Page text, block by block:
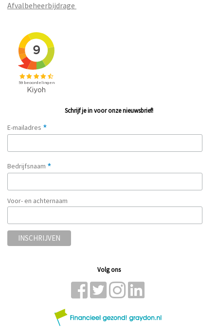
Afvalbeheerbijdrage
Schrijf je in voor onze nieuwsbrief!
E-mailadres *
Bedrijfsnaam *
Voor- en achternaam
Volg ons